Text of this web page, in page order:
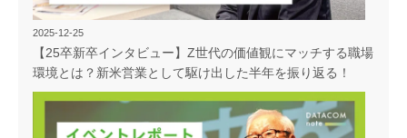
2025-12-25
【25卒新卒インタビュー】Z世代の価値観にマッチする職場
環境とは？新米営業として駆け出した半年を振り返る！